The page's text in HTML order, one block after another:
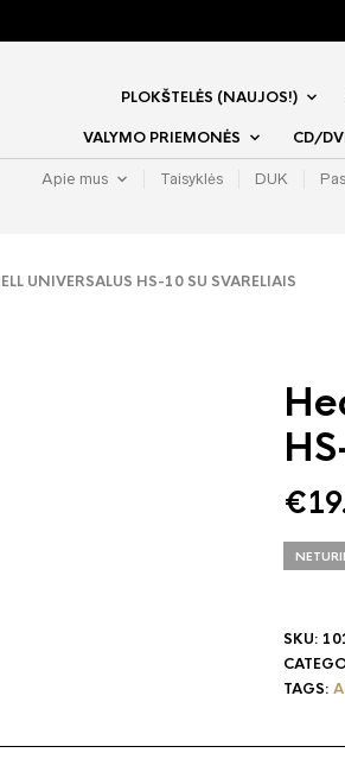
PLOKŠTELĖS (NAUJOS!)
VALYMO PRIEMONĖS CD/
Apie mus Taisyklės DUK
UNIVERSALUS HS-10 SU SVARELIAIS
€
SKU:
TAGS: